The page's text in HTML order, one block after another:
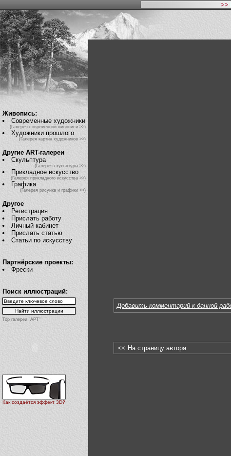
>>
Живопись:
Современные художники
(Галерея современной живописи >>)
Художники прошлого
(Галерея картин художников >>)
Другие ART-галереи
Скульптура
(Галерея скульптуры >>)
Прикладное искусство
(Галерея прикладного искусства >>)
Графика
(Галерея рисунка и графики >>)
Другое
Регистрация
Прислать работу
Личный кабинет
Прислать статью
Статьи по искусству
Партнёрские проекты:
Фрески
Поиск иллюстраций:
Top галереи "АРТ"
Как создаётся эффект 3D?
Добавить комментарий к данной
<< На страницу автора